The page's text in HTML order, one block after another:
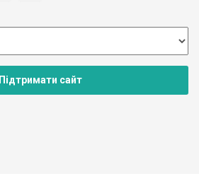
Підтримати сайт